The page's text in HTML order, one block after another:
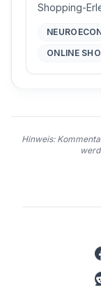
Shopping-
ONLINE
Hinweis: